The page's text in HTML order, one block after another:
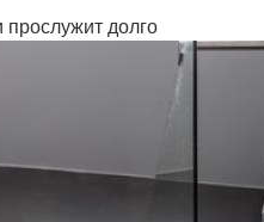
прослужит долго